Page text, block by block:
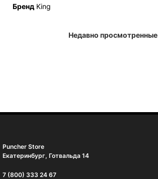
Бренд King
Недавно просмотренные
Puncher Store
Екатеринбург, Готвальда 14
7 (800) 333 24 67